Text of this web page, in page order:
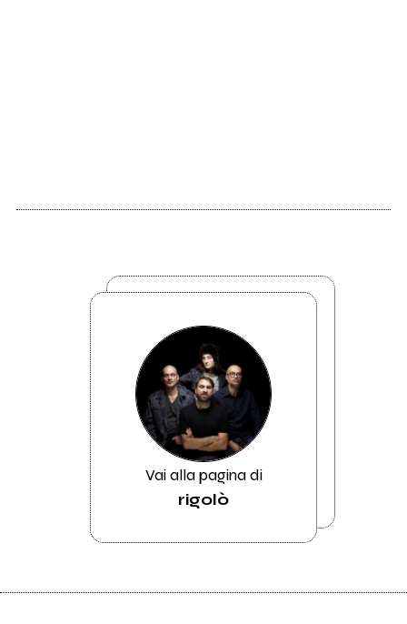
Vai alla pagina di
rigolò